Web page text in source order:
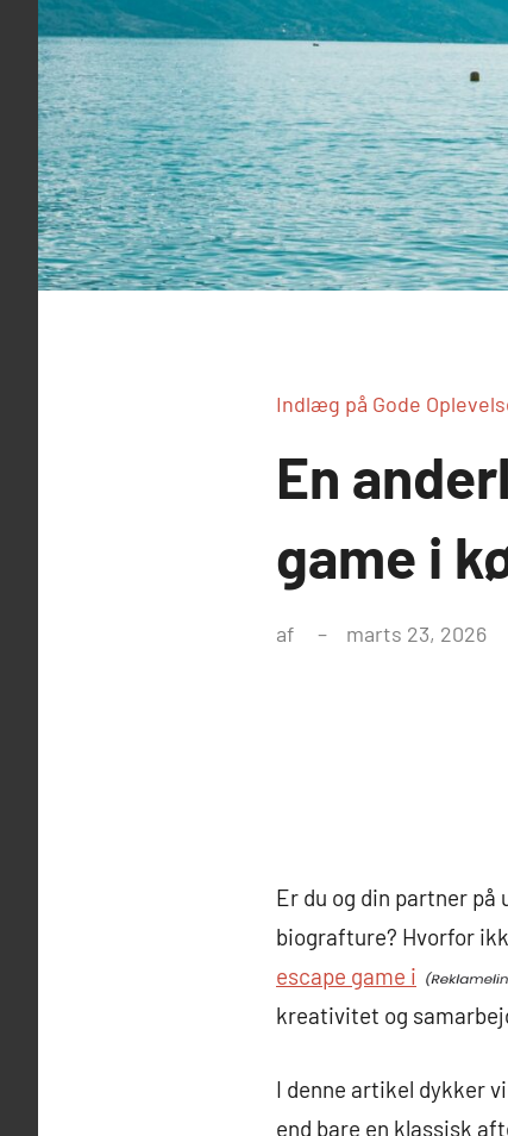
Indlæg på Gode
En
game i
af marts 23, 2026
Er du og din partner
biografture? Hvorfor
escape game i
kreativitet og
I denne artikel dykker
end bare en klassisk